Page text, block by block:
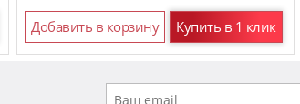
Добавить в корзину Купить в 1 клик